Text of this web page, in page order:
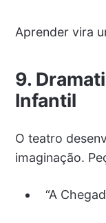
Aprender vira
9.
Infantil
O teatro
imaginação.
“A